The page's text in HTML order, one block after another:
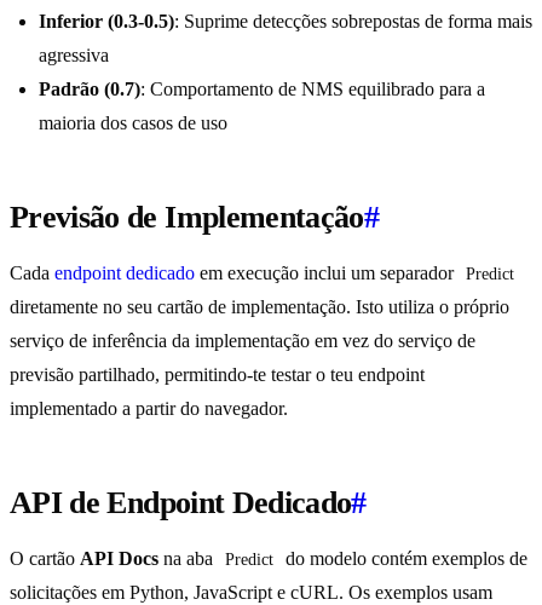
Inferior (0.3-0.5): Suprime detecções sobrepostas de forma mais
agressiva
Padrão (0.7): Comportamento de NMS equilibrado para a
maioria dos casos de uso
Previsão de Implementação#
Cada endpoint dedicado em execução inclui um separador Predict
diretamente no seu cartão de implementação. Isto utiliza o próprio
serviço de inferência da implementação em vez do serviço de
previsão partilhado, permitindo-te testar o teu endpoint
implementado a partir do navegador.
API de Endpoint Dedicado#
O cartão API Docs na aba Predict
do modelo contém exemplos de
solicitações em Python, JavaScript e cURL. Os exemplos usam